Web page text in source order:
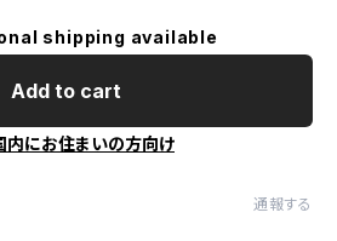
shipping available
Add to cart
内にお住まいの方向け
通報する